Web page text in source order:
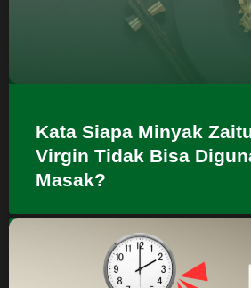
Kata Siapa Minyak
Virgin Tidak Bisa
Masak?